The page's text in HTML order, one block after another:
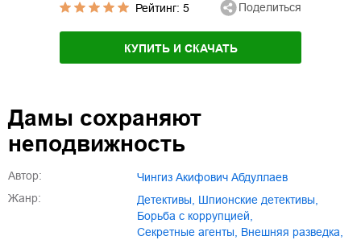
Рейтинг: 5 Поделиться
КУПИТЬ И СКАЧАТЬ
Дамы сохраняют
неподвижность
Автор:
Чингиз Акифович Абдуллаев
Жанр:
детективы шпионские детективы
борьба с коррупцией
секретные агенты
внешняя разведка